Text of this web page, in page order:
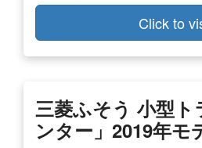
Click to
三菱ふそう 小型ト
ンター」2019年